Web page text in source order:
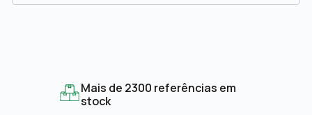
Mais de 2300 referências em
stock